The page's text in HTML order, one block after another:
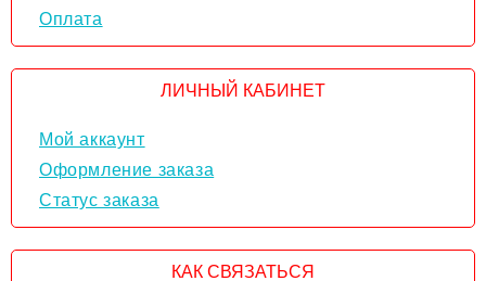
Оплата
ЛИЧНЫЙ КАБИНЕТ
Мой аккаунт
Оформление заказа
Статус заказа
КАК СВЯЗАТЬСЯ